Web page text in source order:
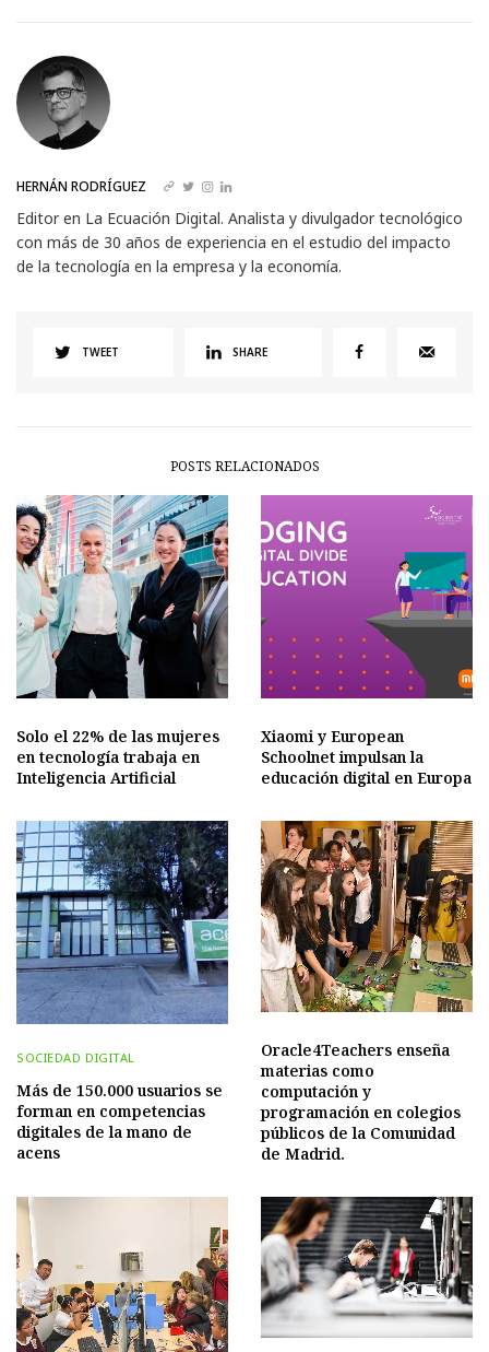
HERNÁN RODRÍGUEZ
Editor en La Ecuación Digital. Analista y divulgador tecnológico
con más de 30 años de experiencia en el estudio del impacto
de la tecnología en la empresa y la economía.
TWEET SHARE
POSTS RELACIONADOS
Solo el 22% de las mujeres
en tecnología trabaja en
Inteligencia Artificial
Xiaomi y European
Schoolnet impulsan la
educación digital en Europa
SOCIEDAD DIGITAL
Más de 150.000 usuarios se
forman en competencias
digitales de la mano de
acens
Oracle4Teachers enseña
materias como
computación y
programación en colegios
públicos de la Comunidad
de Madrid.